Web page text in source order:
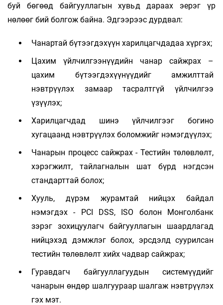
буй бөгөөд байгууллагын хувьд дараах эерэг үр
нөлөөг бий болгож байна. Эдгээрээс дурдвал:
Чанартай бүтээгдэхүүн харилцагчдадаа хүргэх;
Цахим үйлчилгээнүүдийн чанар сайжрах –
цахим бүтээгдэхүүнүүдийг амжилттай
нэвтрүүлэх замаар тасралтгүй үйлчилгээ
үзүүлэх;
Харилцагчдад шинэ үйлчилгээг богино
хугацаанд нэвтрүүлэх боломжийг нэмэгдүүлэх;
Чанарын процесс сайжрах - Тестийн төлөвлөлт,
хэрэгжилт, тайлагналын шат бүрд нэгдсэн
стандарттай болох;
Хууль, дүрэм журамтай нийцэх байдал
нэмэгдэх - PCI DSS, ISO болон Монголбанк
зэрэг зохицуулагч байгууллагын шаардлагад
нийцэхэд дэмжлэг болох, эрсдэлд суурилсан
тестийн төлөвлөлт хийх чадвар сайжрах;
Гуравдагч байгууллагуудын системүүдийг
чанарын өндөр шалгуураар шалгаж нэвтрүүлэх
гэх мэт.